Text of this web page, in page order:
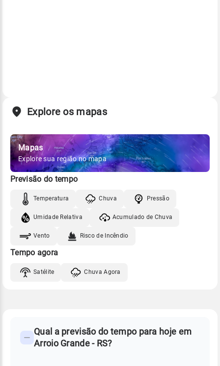
Explore os mapas
Mapas
Explore sua região no mapa
Previsão do tempo
Temperatura Chuva Pressão
Umidade Relativa Acumulado de Chuva
Vento Risco de Incêndio
Tempo agora
Satélite Chuva Agora
TEMPO
Perguntas
Qual a previsão do tempo para hoje em
Arroio Grande - RS?